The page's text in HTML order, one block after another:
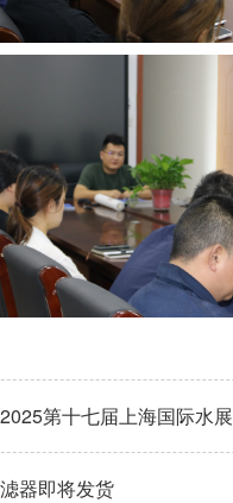
第十七届上海国际水展
器即将发货